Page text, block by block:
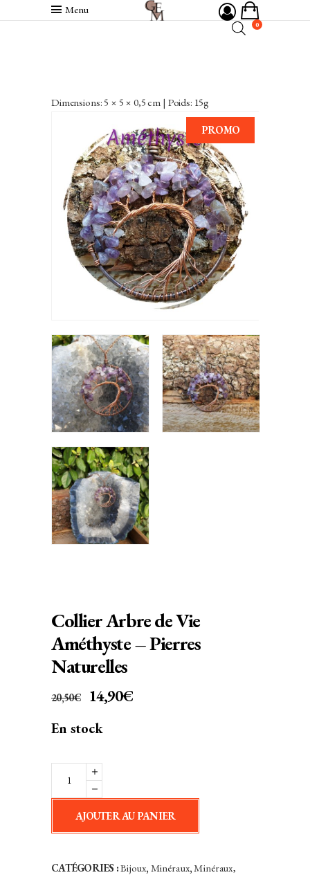
Menu
0
Dimensions: 5 × 5 × 0,5 cm | Poids: 15g
PROMO
Collier Arbre de Vie
Améthyste – Pierres
Naturelles
20,50€
LE
INITIAL
20,50€.
14,90€LE
En stock
AJOUTER AU PANIER
CATÉGORIES :Bijoux, Minéraux,Minéraux,